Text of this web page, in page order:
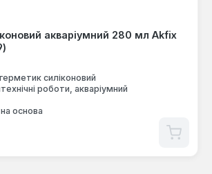
акваріумний 280 мл Akfix
герметик силіконовий
роботи, акваріумний
основа